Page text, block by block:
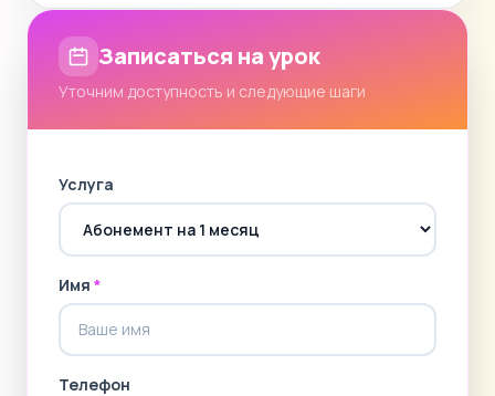
Записаться на урок
Уточним доступность и следующие шаги
Услуга
Имя *
Телефон